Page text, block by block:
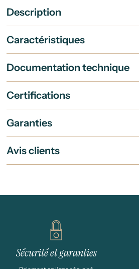
Description
Caractéristiques
Documentation technique
Certifications
Garanties
Avis clients
Sécurité et garanties